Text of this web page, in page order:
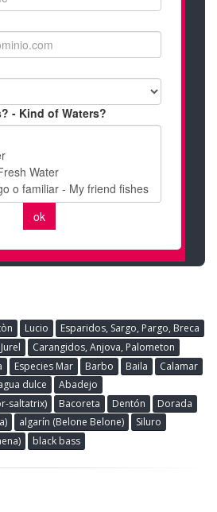
Lucio
Esparidos, Sargo, Pargo, Breca
Jurel
Carangidos, Anjova, Palometon
Especies Mar Barbo Baila
Calamar
dulce
Abadejo
saltatrix)
Bacoreta Dentón
Dorada
algarín (Belone Belone)
Siluro
black bass